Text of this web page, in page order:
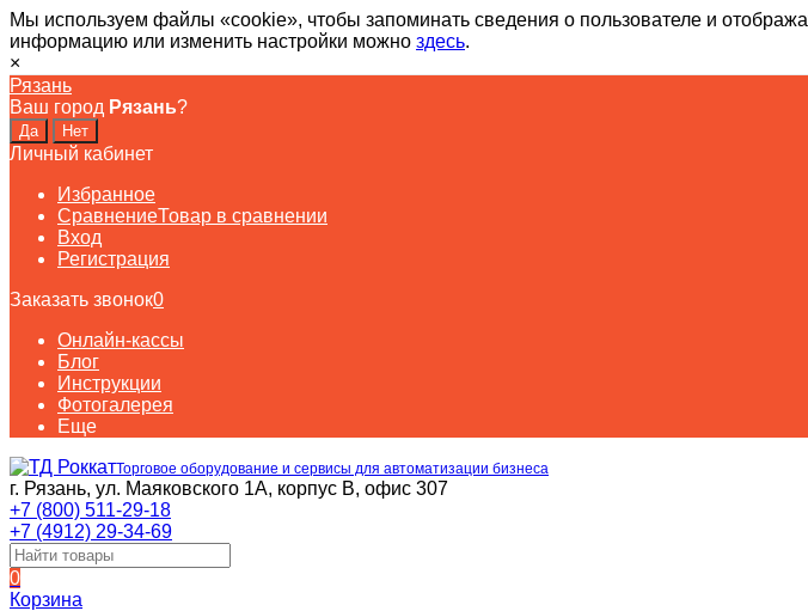
Мы используем файлы «cookie», чтобы запоминать сведения о пользователе и
информацию или изменить настройки можно здесь.
×
Рязань
Ваш город Рязань?
Личный кабинет
Избранное
СравнениеТовар в сравнении
Вход
Регистрация
Заказать звонок0
Онлайн-кассы
Блог
Инструкции
Фотогалерея
Еще
Торговое оборудование и сервисы для автоматизации бизнеса
г. Рязань, ул. Маяковского 1А, корпус B, офис 307
+7 (800) 511-29-18
+7 (4912) 29-34-69
0
Корзина